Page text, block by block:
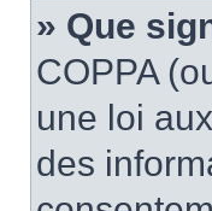
» Que
COPPA
une loi
des